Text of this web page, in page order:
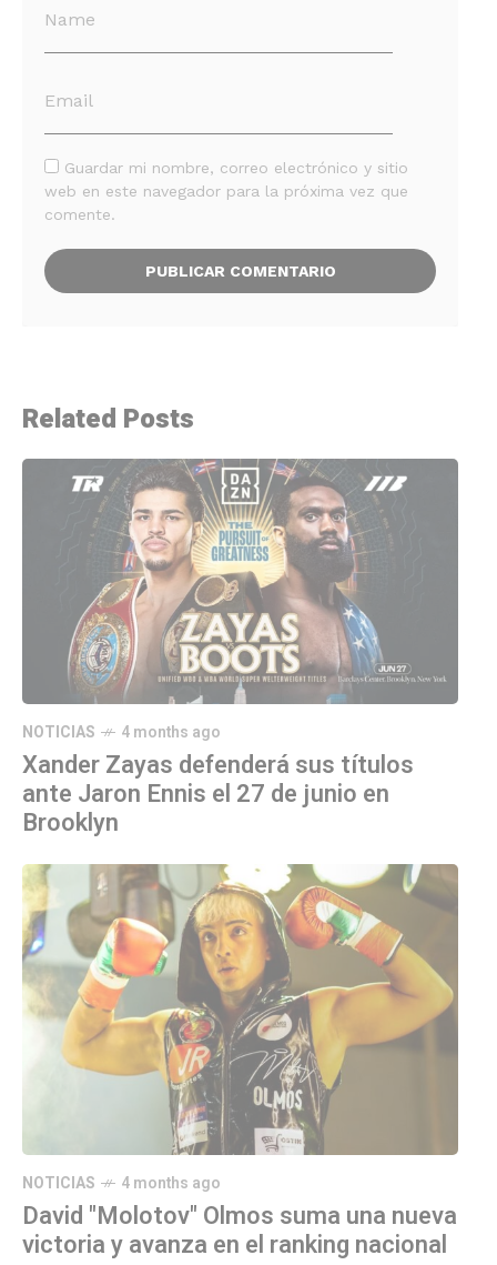
Guardar mi nombre, correo electrónico y sitio
web en este navegador para la próxima vez que
comente.
Related Posts
NOTICIAS 4 months ago
Xander Zayas defenderá sus títulos
ante Jaron Ennis el 27 de junio en
Brooklyn
NOTICIAS 4 months ago
David "Molotov" Olmos suma una nueva
victoria y avanza en el ranking nacional